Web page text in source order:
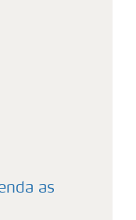
as